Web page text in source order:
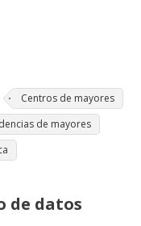
Centros de mayores
de mayores
de datos